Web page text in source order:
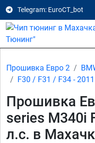
Telegram: EuroCT_bot
Прошивка Евро 2
F30 / F31 / F34 -
Прошивка
series M340i
л.с. в